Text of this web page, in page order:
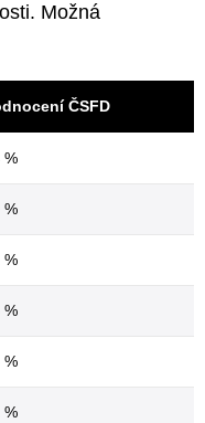
Možná
ČSFD
%
%
%
%
%
%